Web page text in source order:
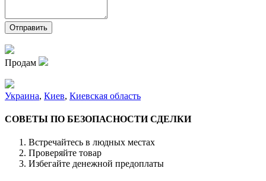
Продам
Украина, Киев, Киевская область
СОВЕТЫ ПО БЕЗОПАСНОСТИ СДЕЛКИ
Встречайтесь в людных местах
Проверяйте товар
Избегайте денежной предоплаты